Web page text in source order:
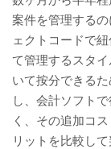
案件を管理する
ェクトコードで
て管理するスタ
いて按分できる
し、会計ソフト
く、その追加コ
リットを比較し